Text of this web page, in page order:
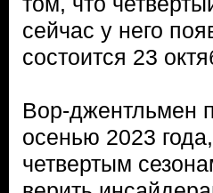
сейчас у него
состоится 23
Вор-джентльмен
осенью 2023
четвертым